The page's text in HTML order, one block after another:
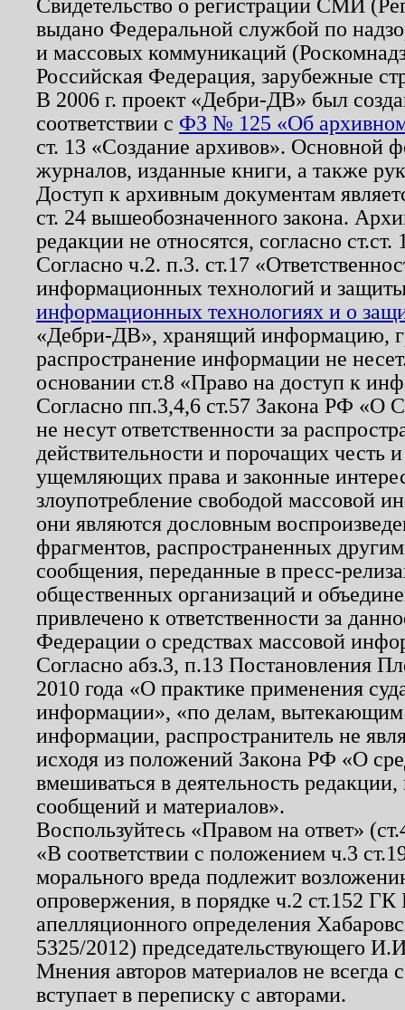
Свидетельство о регистрации СМИ
выдано Федеральной службой по
и массовых коммуникаций
Российская Федерация, зарубежные
В 2006 г. проект «Дебри-ДВ» был
соответствии с ФЗ № 125 «Об
ст. 13 «Создание архивов». Основной
журналов, изданные книги, а также
Доступ к архивным документам
ст. 24 вышеобозначенного закона.
редакции не относятся, согласно
Согласно ч.2. п.3. ст.17
информационных технологий и
информационных технологиях и о
«Дебри-ДВ», хранящий информацию,
распространение информации не
основании ст.8 «Право на доступ к
Согласно пп.3,4,6 ст.57 Закона РФ «О
не несут ответственности за
действительности и порочащих честь
ущемляющих права и законные
злоупотребление свободой массовой
они являются дословным
фрагментов, распространенных
сообщения, переданные в пресс-
общественных организаций и
привлечено к ответственности за
Федерации о средствах массовой
Согласно абз.3, п.13 Постановления
2010 года «О практике применения
информации», «по делам, вытекающим
информации, распространитель не
исходя из положений Закона РФ «О
вмешиваться в деятельность
сообщений и материалов».
Воспользуйтесь «Правом на ответ»
«В соответствии с положением ч.3
морального вреда подлежит
опровержения, в порядке ч.2 ст.152
апелляционного определения
5325/2012) председательствующего
Мнения авторов материалов не
вступает в переписку с авторами.